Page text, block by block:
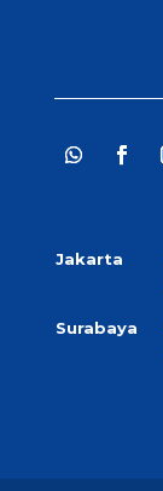
Jakarta
Surabaya